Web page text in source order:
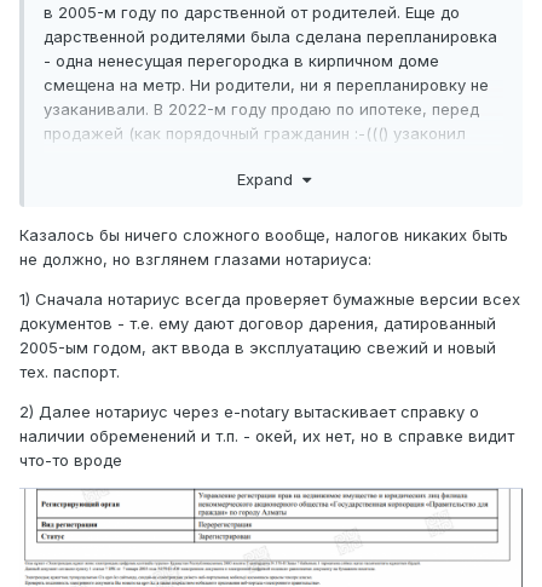
в 2005-м году по дарственной от родителей. Еще до
дарственной родителями была сделана перепланировка
- одна ненесущая перегородка в кирпичном доме
смещена на метр. Ни родители, ни я перепланировку не
узаканивали. В 2022-м году продаю по ипотеке, перед
продажей (как порядочный гражданин :-((() узаконил
Теперь при оформлении купли-
платить налог 10% от всей стоимости квартиры
(огромная сумма), т.к. акт ввода зарегистрирован всего
владел этой квартирой на протяжении 16-ти лет?
Expand
Казалось бы ничего сложного вообще, налогов никаких быть
не должно, но взглянем глазами нотариуса:
1) Сначала нотариус всегда проверяет бумажные версии всех
документов - т.е. ему дают договор дарения, датированный
2005-ым годом, акт ввода в эксплуатацию свежий и новый
тех. паспорт.
2) Далее нотариус через e-notary вытаскивает справку о
наличии обременений и т.п. - окей, их нет, но в справке видит
что-то вроде